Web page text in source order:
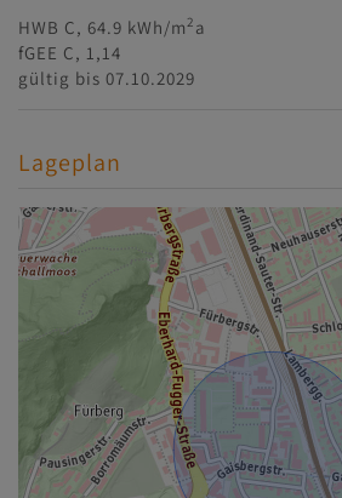
HWB C, 64.9 kWh/m2 a
fGEE C, 1,14
gültig bis 07.10.2029
Lageplan